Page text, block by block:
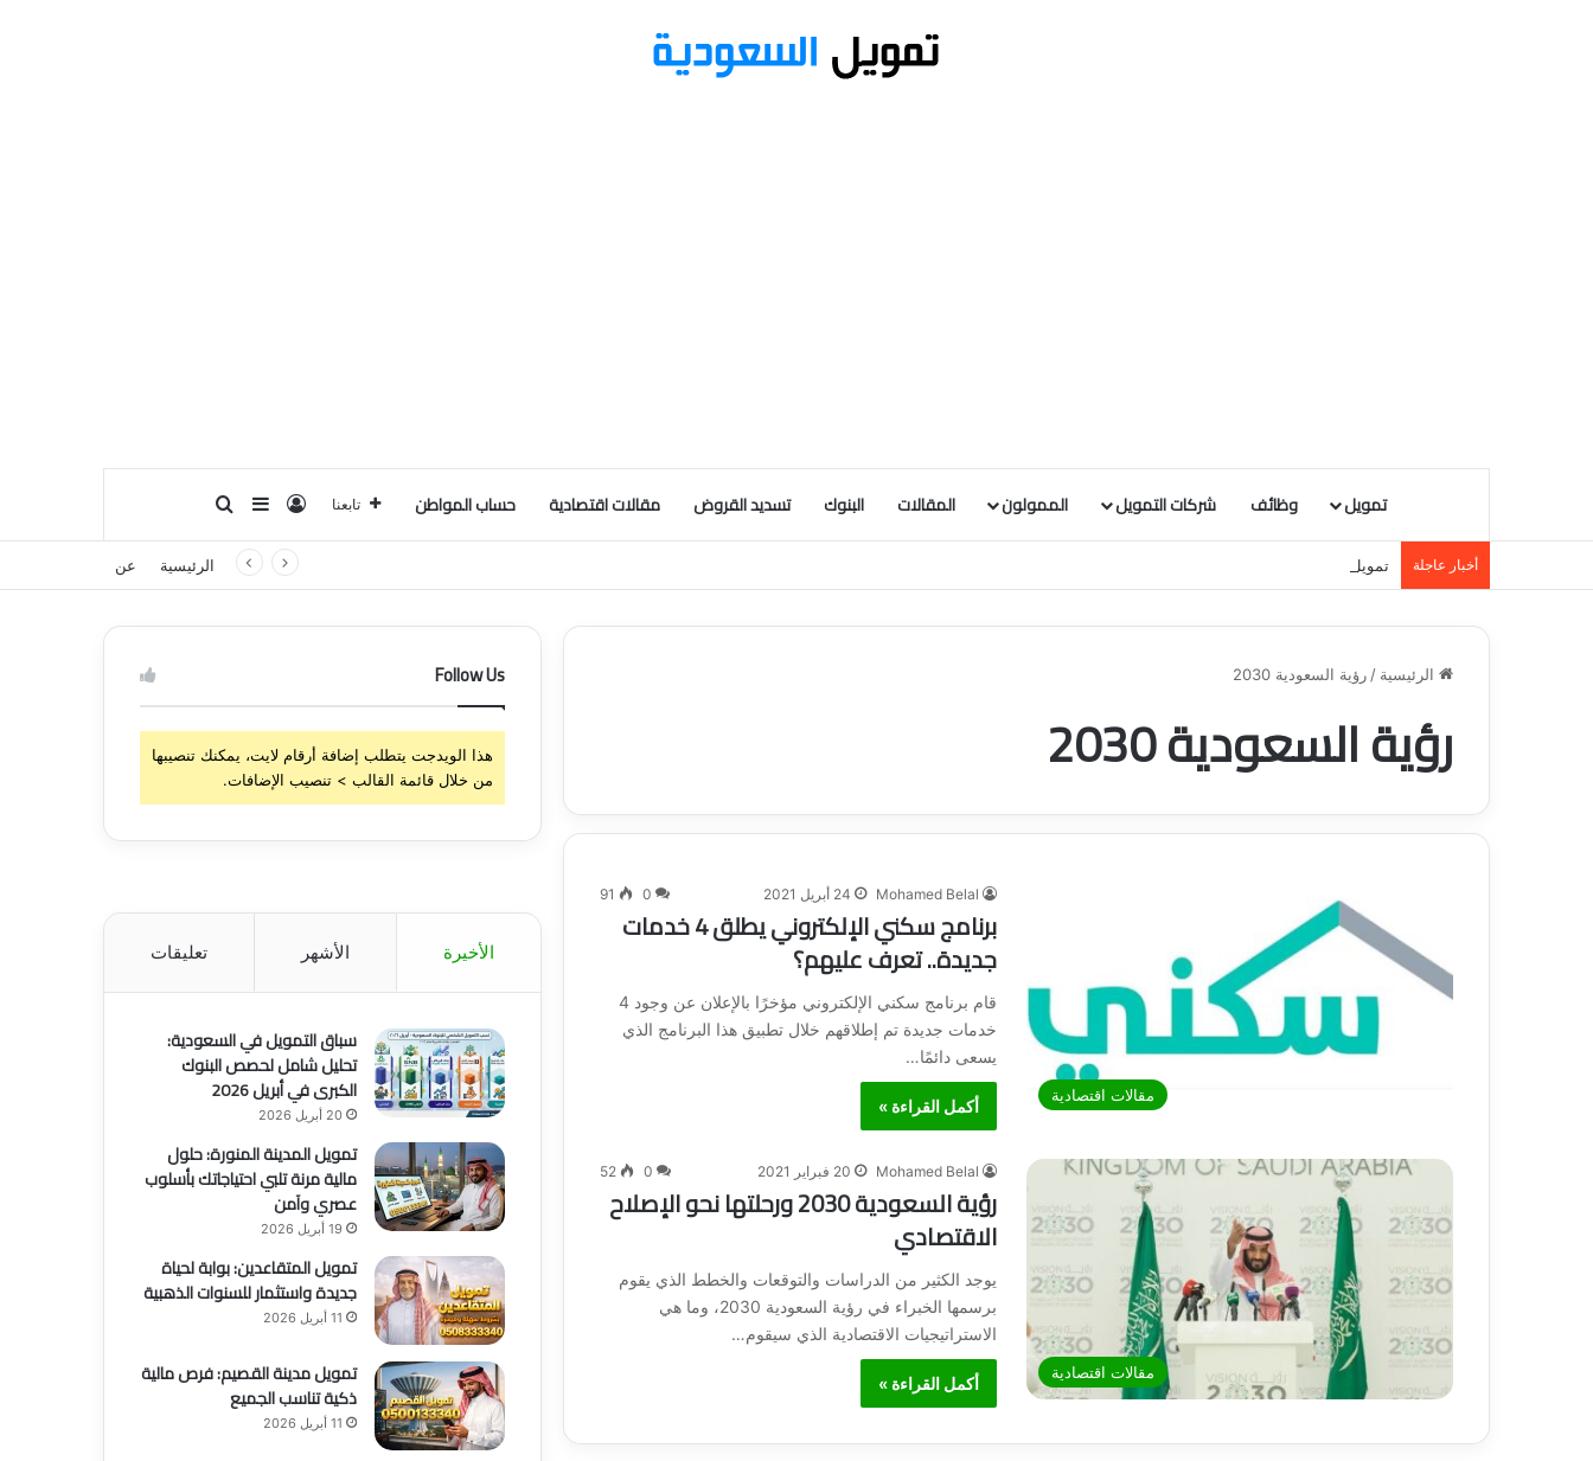
تمويل وظائف شركات التمويل الممولون المقالات البنوك تسديد القروض مقالات اقتصادية حساب المواطن تابعنا تسجيل الدخول
إضافة عمود جانبي
أخبار عاجلة تمويل المدينة المنورة: حلول مالية مرنة تلبي احتياجاتك بأسلوب عصري وآمن الرئيسية عن
الرئيسية / رؤية السعودية 2030
رؤية السعودية 2030
مقالات اقتصادية
Mohamed Belal 24 أبريل 2021 0
91
برنامج سكني الإلكتروني يطلق 4 خدمات
جديدة.. تعرف عليهم؟
قام برنامج سكني الإلكتروني مؤخرًا بالإعلان عن وجود 4
خدمات جديدة تم إطلاقهم خلال تطبيق هذا البرنامج الذي
يسعى دائمًا…
أكمل القراءة »
مقالات اقتصادية
Mohamed Belal 20 فبراير 2021 0
52
رؤية السعودية 2030 ورحلتها نحو الإصلاح
الاقتصادي
يوجد الكثير من الدراسات والتوقعات والخطط الذي يقوم
برسمها الخبراء في رؤية السعودية 2030، وما هي
الاستراتيجيات الاقتصادية الذي سيقوم…
أكمل القراءة »
Follow Us
هذا الويدجت يتطلب إضافة أرقام لايت، يمكنك تنصيبها
من خلال قائمة القالب > تنصيب الإضافات.
الأخيرة الأشهر تعليقات
سباق التمويل في السعودية:
تحليل شامل لحصص البنوك
الكبرى في أبريل 2026
20 أبريل 2026
تمويل المدينة المنورة: حلول
مالية مرنة تلبي احتياجاتك بأسلوب
عصري وآمن
19 أبريل 2026
تمويل المتقاعدين: بوابة لحياة
جديدة واستثمار للسنوات الذهبية
11 أبريل 2026
تمويل مدينة القصيم: فرص مالية
ذكية تناسب الجميع
11 أبريل 2026